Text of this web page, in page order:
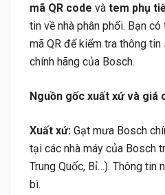
mã QR code và tem phụ
tin về nhà phân phối. Bạn
mã QR để kiểm tra thông
chính hãng của Bosch.
Nguồn gốc xuất xứ và giá
Xuất xứ: Gạt mưa Bosch
tại các nhà máy của Bosch
Trung Quốc, Bỉ…). Thông tin
bì.